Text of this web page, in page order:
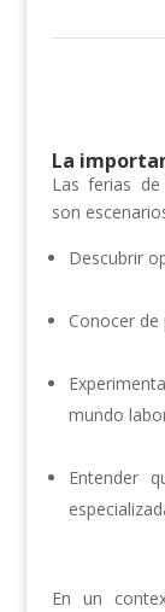
La
Las ferias
son
Descubrir
Conocer
mundo
Entender
En un